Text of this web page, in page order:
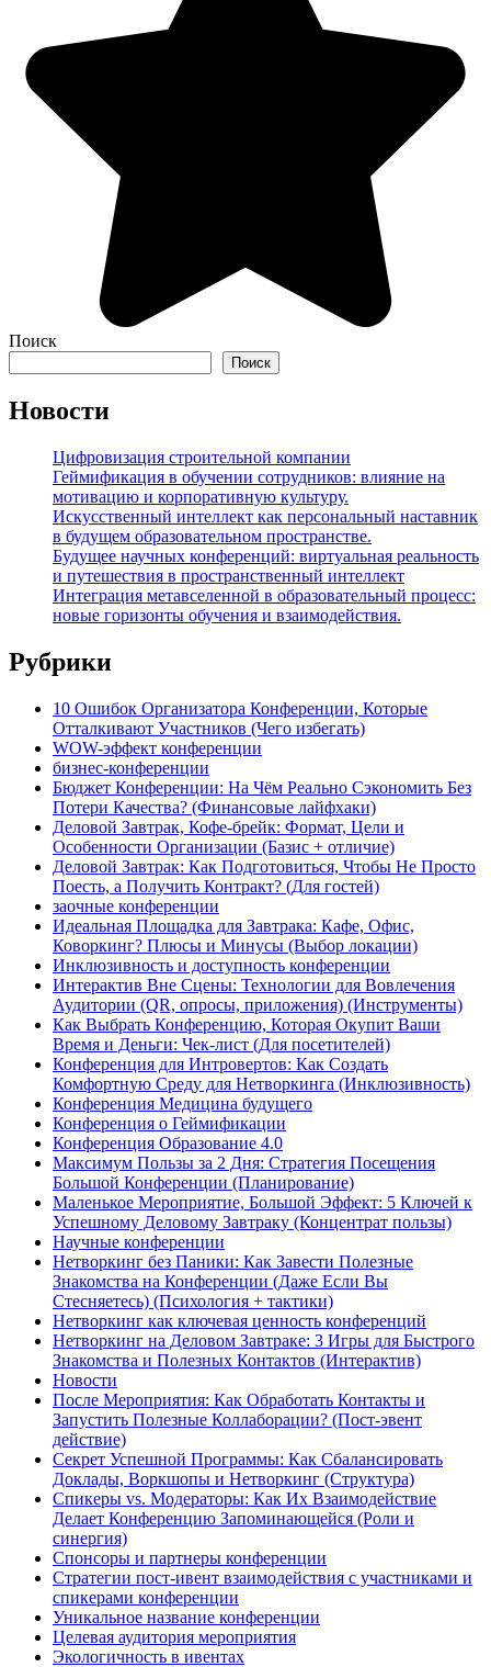
Поиск
Поиск
Новости
Цифровизация строительной компании
Геймификация в обучении сотрудников: влияние на
мотивацию и корпоративную культуру.
Искусственный интеллект как персональный наставник
в будущем образовательном пространстве.
Будущее научных конференций: виртуальная реальность
и путешествия в пространственный интеллект
Интеграция метавселенной в образовательный процесс:
новые горизонты обучения и взаимодействия.
Рубрики
10 Ошибок Организатора Конференции, Которые
Отталкивают Участников (Чего избегать)
WOW-эффект конференции
бизнес-конференции
Бюджет Конференции: На Чём Реально Сэкономить Без
Потери Качества? (Финансовые лайфхаки)
Деловой Завтрак, Кофе-брейк: Формат, Цели и
Особенности Организации (Базис + отличие)
Деловой Завтрак: Как Подготовиться, Чтобы Не Просто
Поесть, а Получить Контракт? (Для гостей)
заочные конференции
Идеальная Площадка для Завтрака: Кафе, Офис,
Коворкинг? Плюсы и Минусы (Выбор локации)
Инклюзивность и доступность конференции
Интерактив Вне Сцены: Технологии для Вовлечения
Аудитории (QR, опросы, приложения) (Инструменты)
Как Выбрать Конференцию, Которая Окупит Ваши
Время и Деньги: Чек-лист (Для посетителей)
Конференция для Интровертов: Как Создать
Комфортную Среду для Нетворкинга (Инклюзивность)
Конференция Медицина будущего
Конференция о Геймификации
Конференция Образование 4.0
Максимум Пользы за 2 Дня: Стратегия Посещения
Большой Конференции (Планирование)
Маленькое Мероприятие, Большой Эффект: 5 Ключей к
Успешному Деловому Завтраку (Концентрат пользы)
Научные конференции
Нетворкинг без Паники: Как Завести Полезные
Знакомства на Конференции (Даже Если Вы
Стесняетесь) (Психология + тактики)
Нетворкинг как ключевая ценность конференций
Нетворкинг на Деловом Завтраке: 3 Игры для Быстрого
Знакомства и Полезных Контактов (Интерактив)
Новости
После Мероприятия: Как Обработать Контакты и
Запустить Полезные Коллаборации? (Пост-эвент
действие)
Секрет Успешной Программы: Как Сбалансировать
Доклады, Воркшопы и Нетворкинг (Структура)
Спикеры vs. Модераторы: Как Их Взаимодействие
Делает Конференцию Запоминающейся (Роли и
синергия)
Спонсоры и партнеры конференции
Стратегии пост-ивент взаимодействия с участниками и
спикерами конференции
Уникальное название конференции
Целевая аудитория мероприятия
Экологичность в ивентах